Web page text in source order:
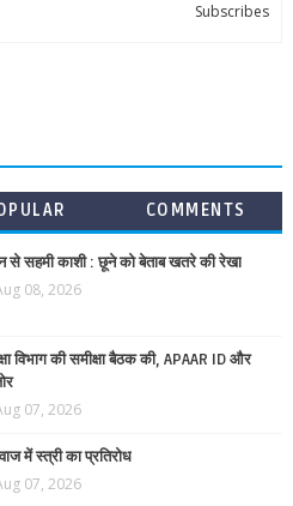
Subscribes
COMMENTS
से सहमी काशी : छूने को बेताब खतरे की रेखा
08, 2026
विभाग की समीक्षा बैठक की, APAAR ID और
07, 2026
में स्त्री का प्रतिरोध
07, 2026